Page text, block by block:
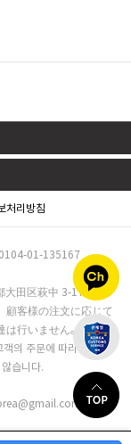
처리방침
01-135167
大田区萩中 3-17-16
顧客様の注文に応じて
行いません。
의 주문에 따라 한국으
습니다.